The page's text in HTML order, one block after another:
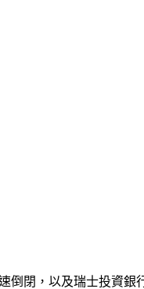
閉，以及瑞士投資銀